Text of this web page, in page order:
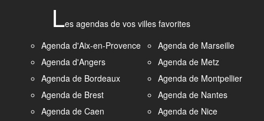
Les agendas de vos villes favorites
Agenda d'Aix-en-Provence
Agenda d'Angers
Agenda de Bordeaux
Agenda de Brest
Agenda de Caen
Agenda de Marseille
Agenda de Metz
Agenda de Montpellier
Agenda de Nantes
Agenda de Nice